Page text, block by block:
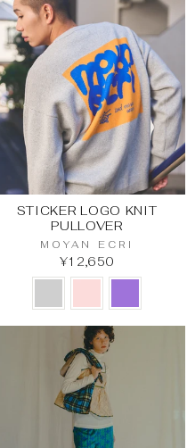
STICKER LOGO KNIT
PULLOVER
MOYAN ECRI
¥12,650